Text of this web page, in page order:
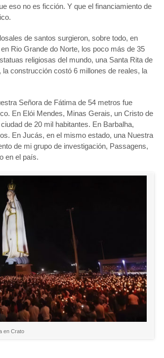
eso no es ficción. Y que el financiamiento de
de santos surgieron, sobre todo, en
Rio Grande do Norte, los poco más de 35
religiosas del mundo, una Santa Rita de
construcción costó 6 millones de reales, la
Señora de Fátima de 54 metros fue
En Elói Mendes, Minas Gerais, un Cristo de
de 20 mil habitantes. En Barbalha,
En Jucás, en el mismo estado, una Nuestra
de mi grupo de investigación, Passagens,
en el país.
en Crato